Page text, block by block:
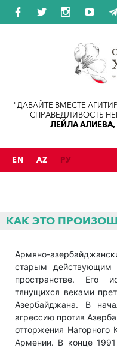
EN AZ РУ
"ДАВАЙТЕ ВМЕСТЕ
СПРАВЕДЛИВОСТЬ
ЛЕЙЛА
КАК ЭТО
Армяно-
старым действующим
пространстве. Его
тянущихся веками
Азербайджана. В
агрессию против
отторжения Нагорного
Армении. В конце